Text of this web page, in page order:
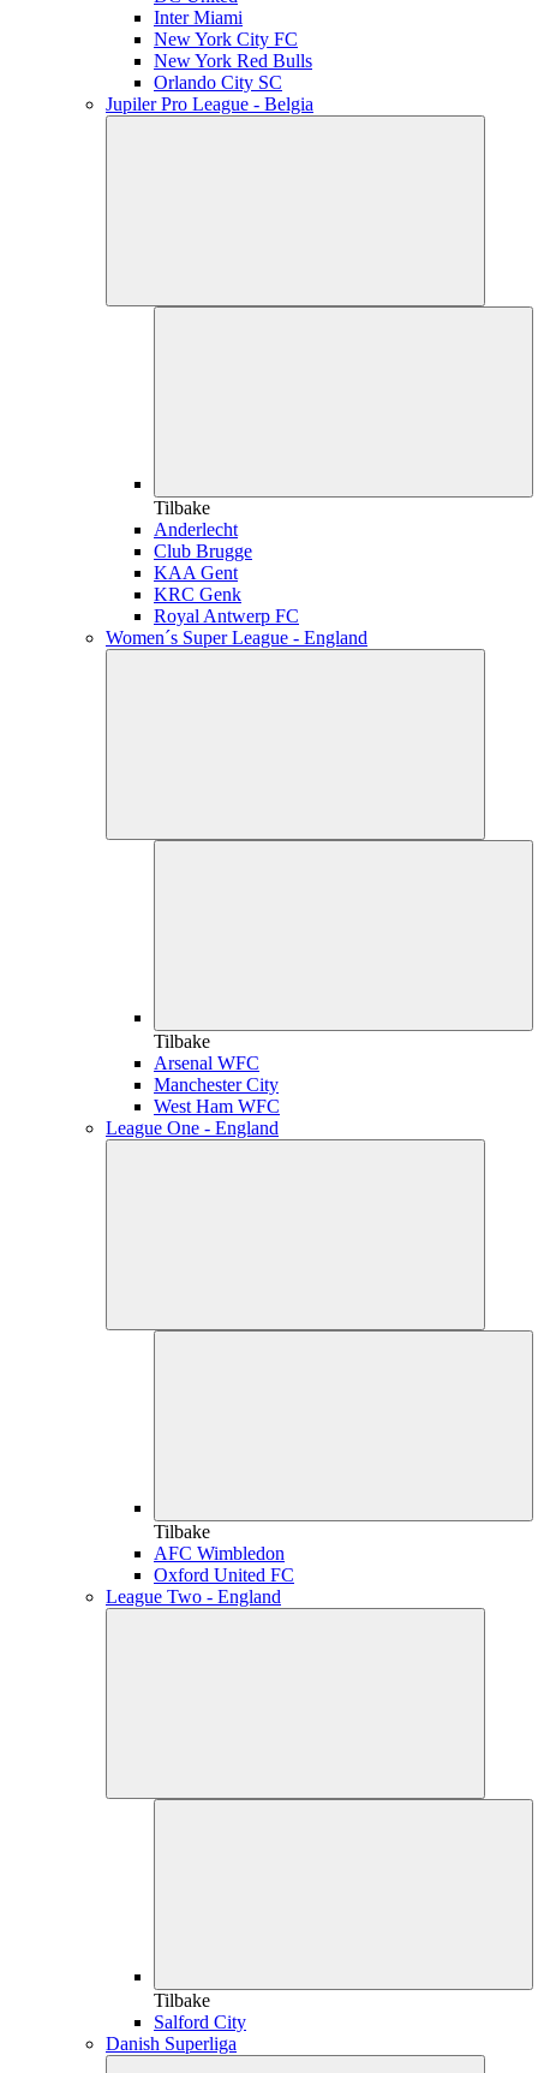
Inter Miami
New York City FC
New York Red Bulls
Orlando City SC
Jupiler Pro League - Belgia
Tilbake
Anderlecht
Club Brugge
KAA Gent
KRC Genk
Royal Antwerp FC
Women´s Super League - England
Tilbake
Arsenal WFC
Manchester City
West Ham WFC
League One - England
Tilbake
AFC Wimbledon
Oxford United FC
League Two - England
Tilbake
Salford City
Danish Superliga